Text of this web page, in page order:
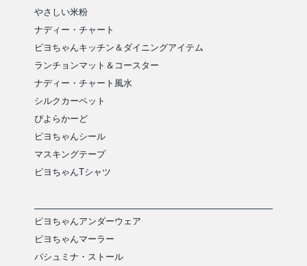
やさしい米粉
ナディー・チャート
ピヨちゃんキッチン＆ダイニングアイテム
ランチョンマット＆コースター
ナディー・チャート風水
シルクカーペット
ぴよらかーど
ピヨちゃんシール
マスキングテープ
ピヨちゃんTシャツ
ピヨちゃんアンダーウェア
ピヨちゃんマーラー
パシュミナ・ストール